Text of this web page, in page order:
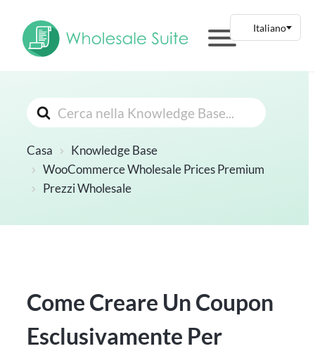
Cerca
Casa
Knowledge Base
WooCommerce Wholesale Prices Premium
Prezzi Wholesale
Come Creare Un Coupon
Esclusivamente Per